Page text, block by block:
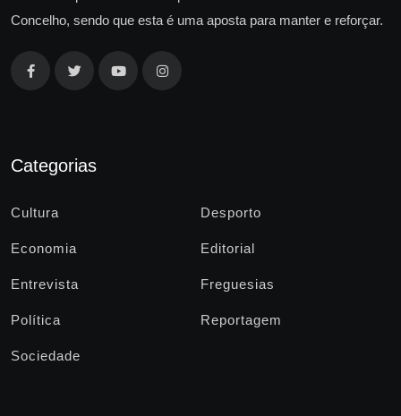
Concelho, sendo que esta é uma aposta para manter e reforçar.
Categorias
Cultura Desporto
Economia Editorial
Entrevista Freguesias
Política Reportagem
Sociedade